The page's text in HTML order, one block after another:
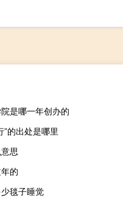
是哪一年创办的
”的出处是哪里
思
的
毯子睡觉